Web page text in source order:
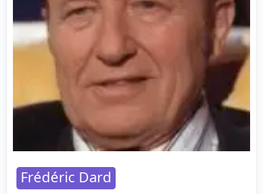
Frédéric Dard